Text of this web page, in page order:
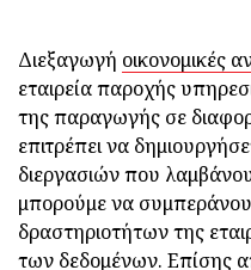
Διεξαγωγή οικονομικές
εταιρεία παροχής
της παραγωγής σε
επιτρέπει να
διεργασιών που
μπορούμε να
δραστηριοτήτων της
των δεδομένων. Επίσης